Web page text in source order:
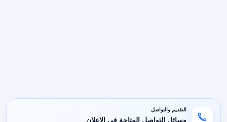
التقديم والتواصل
وسائل التواصل المتاحة في الإعلان